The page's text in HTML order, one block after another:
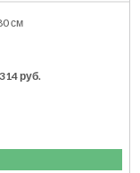
см
руб.